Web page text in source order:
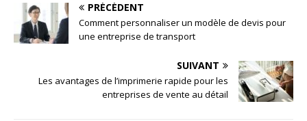
PRÉCÉDENT
Comment personnaliser un modèle de devis pour
une entreprise de transport
SUIVANT
Les avantages de l’imprimerie rapide pour les
entreprises de vente au détail